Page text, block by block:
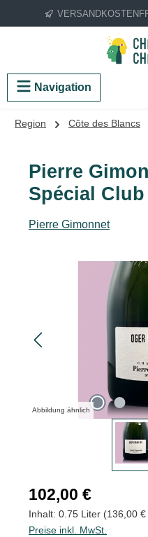
Zum Hauptinhalt springen
Navigation
Region Côte des Blancs
Pierre
Spécial Club
Pierre Gimonnet
Bildergalerie
Abbildung ähnlich
Regulärer Preis:
102,00 €
Inhalt: 0.75 Liter (136,00
Preise inkl. MwSt.